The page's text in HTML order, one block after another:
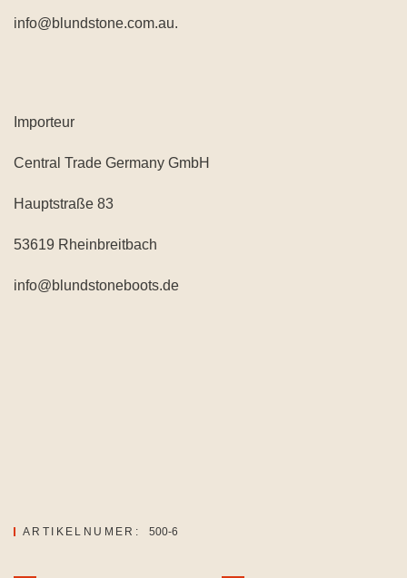
info@blundstone.com.au.
Importeur
Central Trade Germany GmbH
Hauptstraße 83
53619 Rheinbreitbach
info@blundstoneboots.de
ARTIKELNUMER: 500-6